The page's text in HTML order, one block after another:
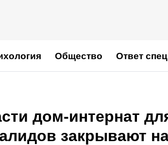
Общество Ответ
дом-интернат
закрывают